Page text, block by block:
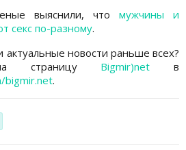
выяснили, что мужчины и
секс по-разному.
новости раньше всех?
на страницу Bigmir)net в
bigmir.net.